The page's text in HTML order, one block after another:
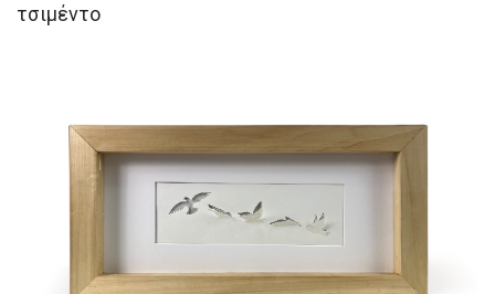
τσιμέντο